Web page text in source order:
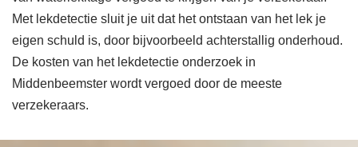
Met lekdetectie sluit je uit dat het ontstaan van het lek je
eigen schuld is, door bijvoorbeeld achterstallig onderhoud.
De kosten van het lekdetectie onderzoek in
Middenbeemster wordt vergoed door de meeste
verzekeraars.